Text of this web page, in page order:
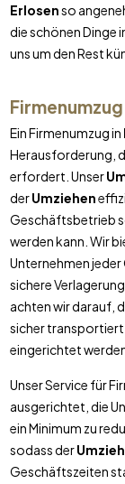
Erlosenso
die schönen Dinge
uns um den Rest
Firmenumzug
Ein Firmenumzug in
Herausforderung,
erfordert. Unser
derUmziehen
Geschäftsbetrieb
werden kann. Wir
Unternehmen jeder
sichere
achten wir darauf,
sicher
eingerichtet
Unser Service für
ausgerichtet, die
ein Minimum zu
sodass der
Geschäftszeiten